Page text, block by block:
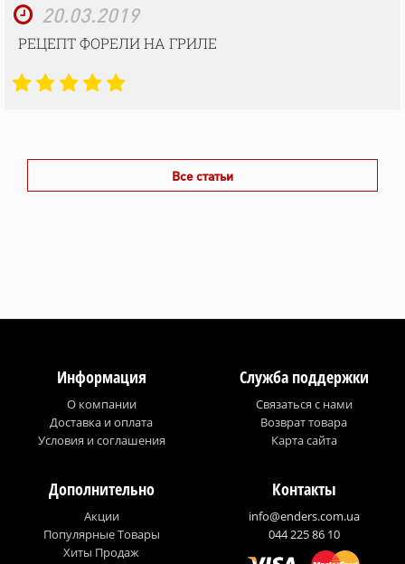
20.03.2019
РЕЦЕПТ ФОРЕЛИ НА ГРИЛЕ
Все статьи
Информация
О компании
Доставка и оплата
Условия и соглашения
Служба поддержки
Связаться с нами
Возврат товара
Карта сайта
Дополнительно
Акции
Популярные Товары
Хиты Продаж
Контакты
info@enders.com.ua
044 225 86 10